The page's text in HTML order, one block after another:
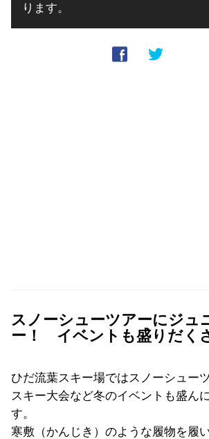
ります。
スノーシューツアーにジュ
ー！ イベントも盛りだく
ひだ流葉スキー場ではスノーシュー
スキー大会など冬のイベントも盛ん
す。
寒敷（かんじき）のような履物を履